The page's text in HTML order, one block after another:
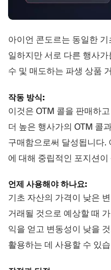
아이언 콘도르는 동일한
일하지만 서로 다른 행사
수 및 매도하는 파생 상품
작동 방식:
이것은 OTM 콜을 판매하
더 높은 행사가의 OTM 콜
구매함으로써 달성됩니다.
에 대해 중립적인 포지션
언제 사용해야 하나요:
기초 자산의 가격이 낮은
거래될 것으로 예상할 때
익을 얻고 변동성이 낮을
활용하는 데 사용할 수 있